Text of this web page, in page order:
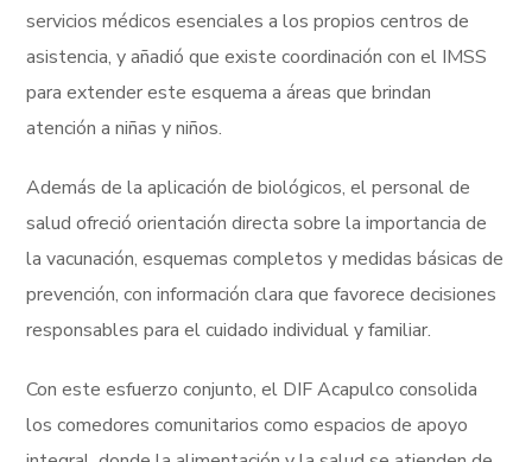
servicios médicos esenciales a los propios centros de
asistencia, y añadió que existe coordinación con el IMSS
para extender este esquema a áreas que brindan
atención a niñas y niños.
Además de la aplicación de biológicos, el personal de
salud ofreció orientación directa sobre la importancia de
la vacunación, esquemas completos y medidas básicas de
prevención, con información clara que favorece decisiones
responsables para el cuidado individual y familiar.
Con este esfuerzo conjunto, el DIF Acapulco consolida
los comedores comunitarios como espacios de apoyo